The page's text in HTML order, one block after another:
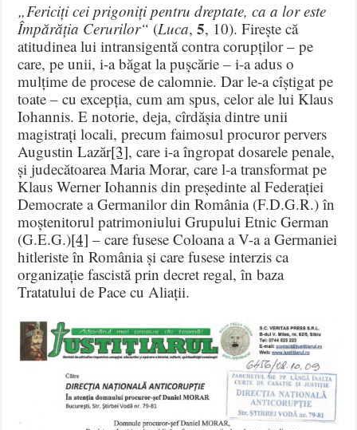
„Fericiți cei prigoniți pentru dreptate, ca a lor este
Împărăția Cerurilor“ (Luca,5, 10). Firește că
atitudinea lui intransigentă contra corupților – pe
care, pe unii, i-a băgat la pușcărie – i-a adus o
mulțime de procese de calomnie. Dar le-a cîștigat pe
toate – cu excepția, cum am spus, celor ale lui Klaus
Iohannis. E notorie, deja, cîrdășia dintre unii
magistrați locali, precum faimosul procuror pervers
Augustin Lazăr[3], care i-a îngropat dosarele penale,
și judecătoarea Maria Morar, care l-a transformat pe
Klaus Werner Iohannis din președinte al Federației
Democrate a Germanilor din România (F.D.G.R.) în
moștenitorul patrimoniului Grupului Etnic German
(G.E.G.)[4] – care fusese Coloana a V-a a Germaniei
hitleriste în România și care fusese interzis ca
organizație fascistă prin decret regal, în baza
Tratatului de Pace cu Aliații.